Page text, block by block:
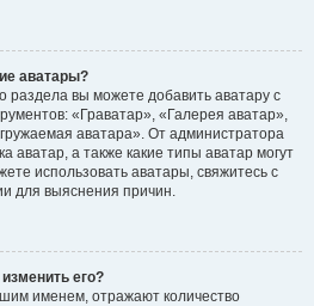
аватары?
раздела вы можете добавить аватару с
«Граватар», «Галерея аватар»,
аватара». От администратора
аватар, а также какие типы аватар могут
использовать аватары, свяжитесь с
для выяснения причин.
его?
именем, отражают количество